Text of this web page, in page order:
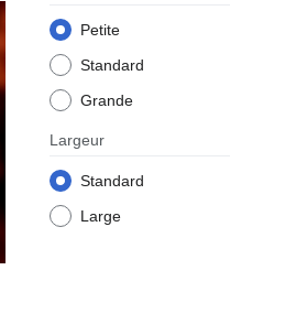
Petite
Standard
Grande
Largeur
Standard
Large